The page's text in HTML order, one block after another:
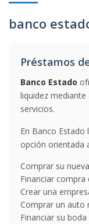
banco
Préstamos
Banco Estado
liquidez
servicios.
En Banco
opción orientada
Comprar su
Financiar compra
Crear una
Comprar un auto
Financiar su boda